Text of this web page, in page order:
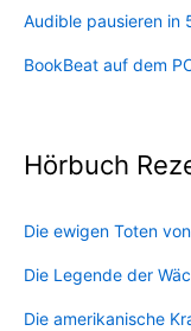
Audible pausieren in
BookBeat auf dem
Hörbuch
Die ewigen Toten
Die Legende der
Die amerikanische